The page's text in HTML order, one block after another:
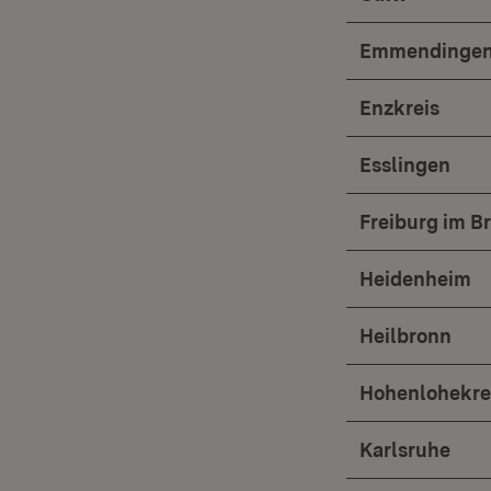
Enzkreis
Esslingen
Freiburg im
Heidenheim
Heilbronn
Karlsruhe